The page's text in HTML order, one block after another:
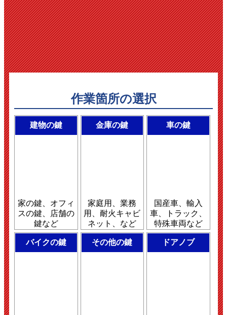
作業箇所の選択
建物の鍵
家の鍵、オフィ
スの鍵、店舗の
鍵など
金庫の鍵
家庭用、業務
用、耐火キャビ
ネット、など
車の鍵
国産車、輸入
車、トラック、
特殊車両など
バイクの鍵 その他の鍵 ドアノブ